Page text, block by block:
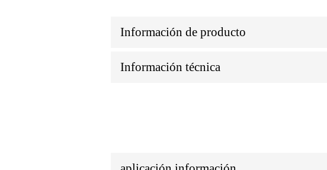
Información de producto
Información técnica